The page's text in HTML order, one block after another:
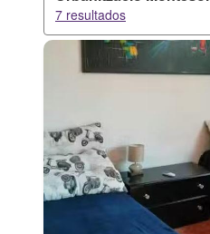
7 resultados